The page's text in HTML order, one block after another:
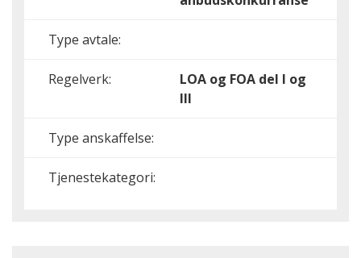
Type avtale:
Regelverk:
LOA og FOA del I og
III
Type anskaffelse:
Tjenestekategori: